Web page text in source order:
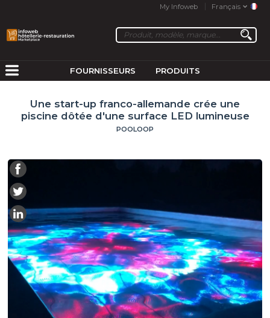
My Infoweb Français
FOURNISSEURS PRODUITS
Une start-up franco-allemande crée une
piscine dôtée d'une surface LED lumineuse
POOLOOP